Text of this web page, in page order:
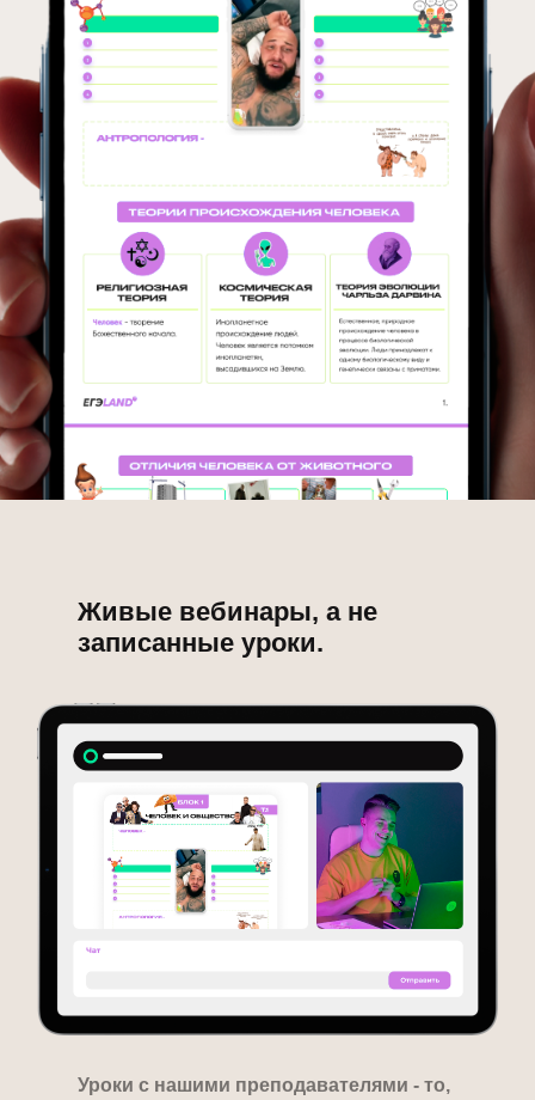
Живые вебинары, а не
записанные уроки.
Уроки с нашими преподавателями - то,